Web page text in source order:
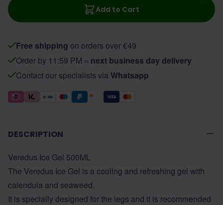
Add to Cart
Free shipping on orders over €49
Order by 11:59 PM = next business day delivery
Contact our specialists via Whatsapp
DESCRIPTION
Veredus Ice Gel 500ML
The Veredus Ice Gel is a cooling and refreshing gel with
calendula and seaweed.
It is specially designed for the legs and it is recommended